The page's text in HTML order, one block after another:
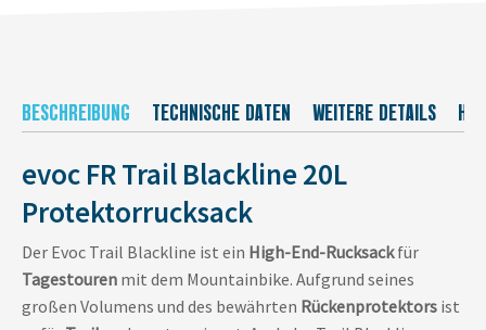
BESCHREIBUNG TECHNISCHE DATEN WEITERE DETAILS
evoc FR Trail Blackline 20L
Protektorrucksack
Der Evoc Trail Blackline ist ein High-End-Rucksackfür
Tagestouren mit dem Mountainbike. Aufgrund seines
großen Volumens und des bewährten Rückenprotektors ist